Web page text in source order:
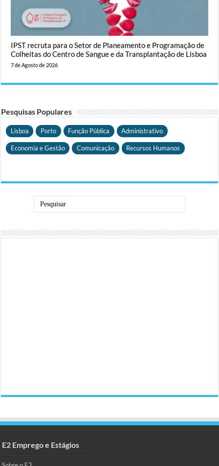
IPST recruta para o Setor de Planeamento e Programação de
Colheitas do Centro de Sangue e da Transplantação de Lisboa
7 de Agosto de 2026
Pesquisas Populares
Lisboa Porto Função Pública Administrativo
Economia e Gestão Comunicação Recursos Humanos
E2 Emprego e Estágios